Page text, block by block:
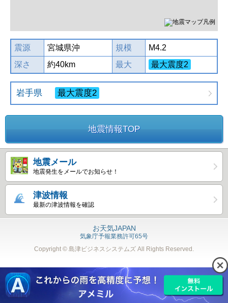
震源 宮城県沖 規模
M4.2
深さ
約40km 最大 最大震度2
岩手県 最大震度2
地震情報TOP
地震メール
地震発生をメールでお知らせ！
津波情報
最新の津波情報を確認
お天気JAPAN
気象庁予報業務許可65号
Copyright © 島津ビジネスシステムズ All Rights Reserved.